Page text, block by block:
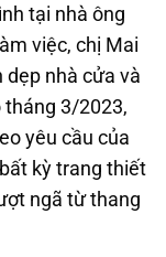
tại nhà ông
việc, chị Mai
nhà cửa và
tháng 3/2023,
yêu cầu của
kỳ trang thiết
ngã từ thang